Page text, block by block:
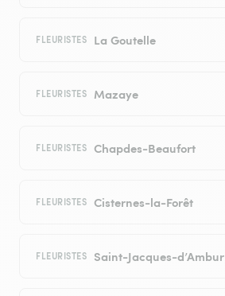
FLEURISTES La Goutelle
FLEURISTES Mazaye
FLEURISTES Chapdes-Beaufort
FLEURISTES Cisternes-la-Forêt
FLEURISTES Saint-Jacques-d’Ambur